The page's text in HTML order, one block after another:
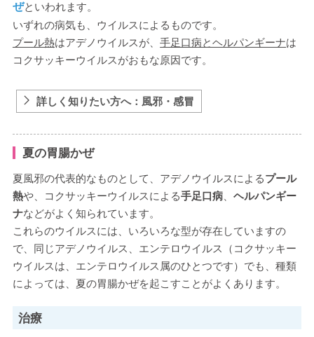
ぜといわれます。
いずれの病気も、ウイルスによるものです。
プール熱はアデノウイルスが、手足口病とヘルパンギーナは
コクサッキーウイルスがおもな原因です。
詳しく知りたい方へ：風邪・感冒
夏の胃腸かぜ
夏風邪の代表的なものとして、アデノウイルスによるプール
熱や、コクサッキーウイルスによる手足口病 、ヘルパンギー
ナなどがよく知られています。
これらのウイルスには、いろいろな型が存在していますの
で、同じアデノウイルス、エンテロウイルス（コクサッキー
ウイルスは、エンテロウイルス属のひとつです）でも、種類
によっては、夏の胃腸かぜを起こすことがよくあります。
治療